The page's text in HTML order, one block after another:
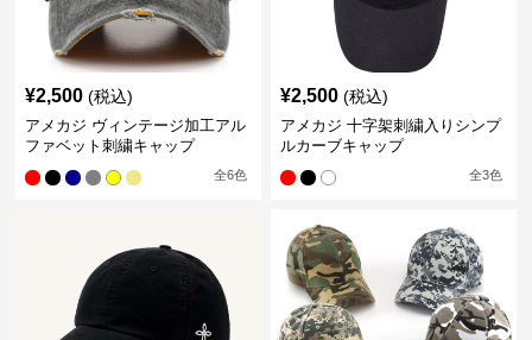
¥2,500 (税込)
アメカジ ヴィンテージ加工アル
ファベット刺繍キャップ
全6色
¥2,500 (税込)
アメカジ 十字架刺繍入りシンプ
ルカーブキャップ
全3色